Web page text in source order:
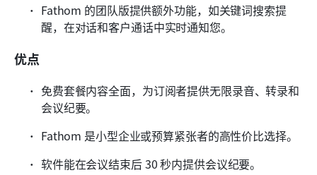
Fathom 的团队版提供额外功能，如关键词搜索提
醒，在对话和客户通话中实时通知您。
优点
免费套餐内容全面，为订阅者提供无限录音、转录和
会议纪要。
Fathom 是小型企业或预算紧张者的高性价比选择。
软件能在会议结束后 30 秒内提供会议纪要。